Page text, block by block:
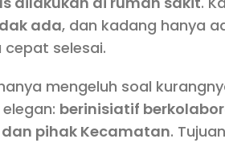
ada, dan kadang hanya
cepat selesai.
mengeluh soal
berinisiatif
dan pihak Kecamatan.